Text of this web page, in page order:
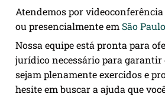
Atendemos por
ou presencialmente emSão Paulo
Nossa equipe está pronta para
jurídico necessário para garantir
sejam plenamente exercidos e
hesite em buscar a ajuda que